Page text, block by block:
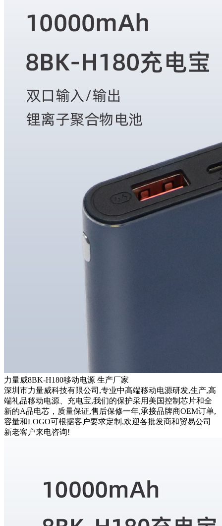
力量威8BK-H180移动电源 生产厂家
深圳市力量威科技有限公司,专业中高端移动电源研发,生产,高
端礼品移动电源、充电宝,我们的保护采用美国控制芯片和全
新的A品电芯，质量保证,售后保修一年,承接品牌商OEM订单,
容量和LOGO可根据客户要求定制,欢迎各批发商和贸易公司
新老客户来电咨询!